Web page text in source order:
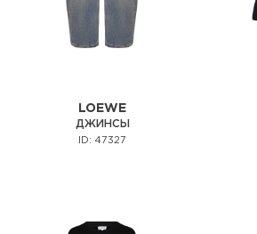
LOEWE
ДЖИНСЫ
ID: 47327